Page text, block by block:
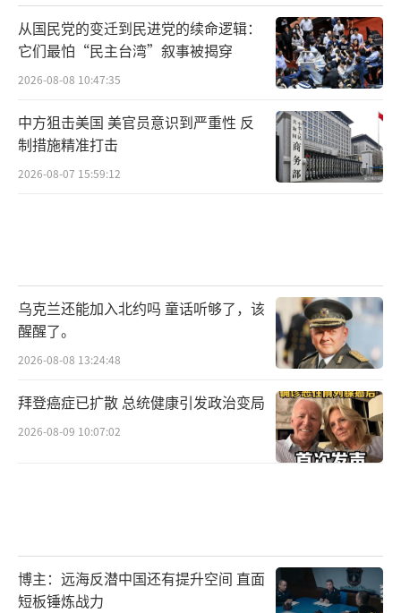
从国民党的变迁到民进党的续命逻辑：
它们最怕“民主台湾”叙事被揭穿
2026-08-08 10:47:35
中方狙击美国 美官员意识到严重性 反
制措施精准打击
2026-08-07 15:59:12
乌克兰还能加入北约吗 童话听够了，该
醒醒了。
2026-08-08 13:24:48
拜登癌症已扩散 总统健康引发政治变局
2026-08-09 10:07:02
博主：远海反潜中国还有提升空间 直面
短板锤炼战力